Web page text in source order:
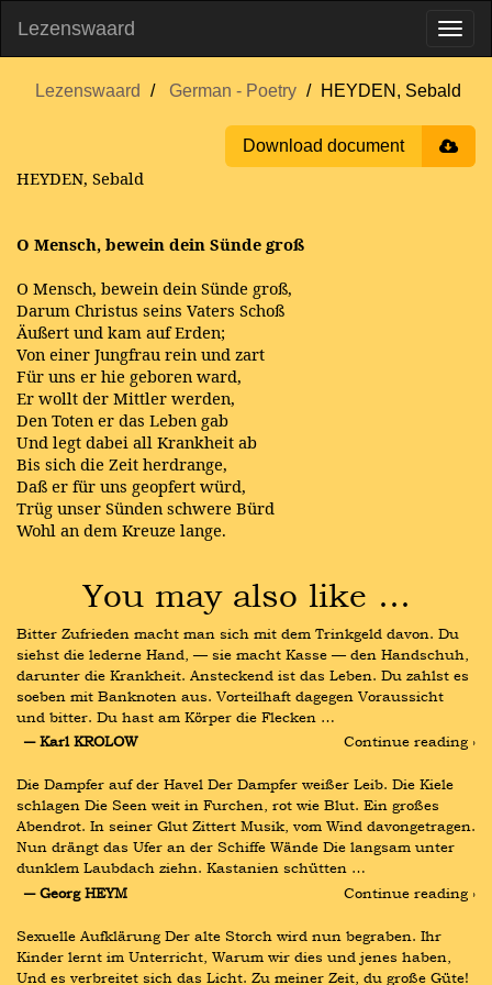
Lezenswaard
Lezenswaard German - Poetry HEYDEN, Sebald
Download document
HEYDEN, Sebald
O Mensch, bewein dein Sünde groß
O Mensch, bewein dein Sünde groß,
Darum Christus seins Vaters Schoß
Äußert und kam auf Erden;
Von einer Jungfrau rein und zart
Für uns er hie geboren ward,
Er wollt der Mittler werden,
Den Toten er das Leben gab
Und legt dabei all Krankheit ab
Bis sich die Zeit herdrange,
Daß er für uns geopfert würd,
Trüg unser Sünden schwere Bürd
Wohl an dem Kreuze lange.
You may also like …
Bitter Zufrieden macht man sich mit dem Trinkgeld davon. Du
siehst die lederne Hand, — sie macht Kasse — den Handschuh,
darunter die Krankheit. Ansteckend ist das Leben. Du zahlst es
soeben mit Banknoten aus. Vorteilhaft dagegen Voraussicht
und bitter. Du hast am Körper die Flecken …
― Karl KROLOW
Continue reading ›
Die Dampfer auf der Havel Der Dampfer weißer Leib. Die Kiele
schlagen Die Seen weit in Furchen, rot wie Blut. Ein großes
Abendrot. In seiner Glut Zittert Musik, vom Wind davongetragen.
Nun drängt das Ufer an der Schiffe Wände Die langsam unter
dunklem Laubdach ziehn. Kastanien schütten …
― Georg HEYM
Continue reading ›
Sexuelle Aufklärung Der alte Storch wird nun begraben. Ihr
Kinder lernt im Unterricht, Warum wir dies und jenes haben,
Und es verbreitet sich das Licht. Zu meiner Zeit, du große Güte!